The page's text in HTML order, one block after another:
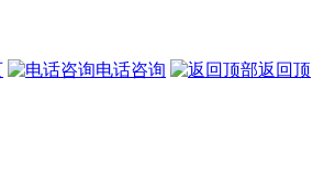
电话咨询
返回顶